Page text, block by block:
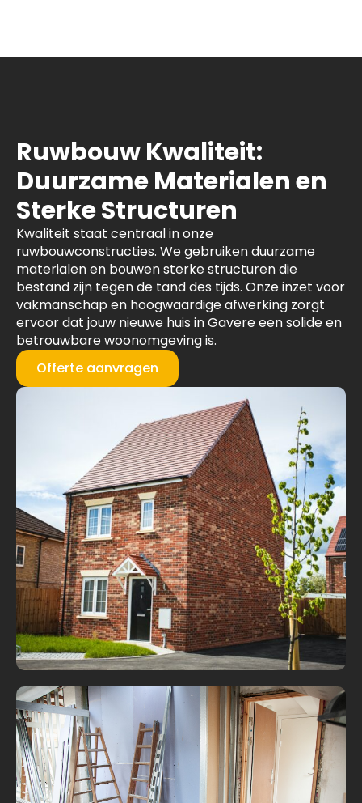
Ruwbouw Kwaliteit:
Duurzame Materialen en
Sterke Structuren
Kwaliteit staat centraal in onze
ruwbouwconstructies. We gebruiken duurzame
materialen en bouwen sterke structuren die
bestand zijn tegen de tand des tijds. Onze inzet voor
vakmanschap en hoogwaardige afwerking zorgt
ervoor dat jouw nieuwe huis in Gavere een solide en
betrouwbare woonomgeving is.
Offerte aanvragen